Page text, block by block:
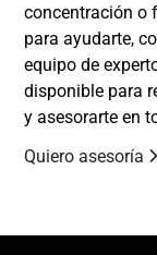
concentración o
para ayudarte,
equipo de
disponible para
y asesorarte en
Quiero asesoría